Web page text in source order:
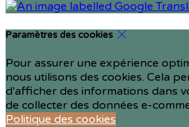
Paramètres des cookies
Pour assurer une expérience
nous utilisons des cookies. Cela
d'afficher des informations dans
de collecter des données e-
Politique des cookies